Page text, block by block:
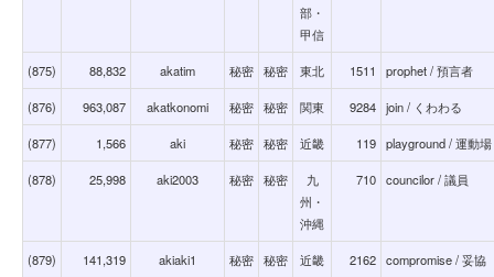
部・
甲信
(875) 88,832 akatim 秘密 秘密 東北 1511 prophet / 預言者
(876) 963,087 akatkonomi 秘密 秘密 関東 9284 join / くわわる
(877) 1,566 aki 秘密 秘密 近畿 119 playground / 運動場
(878) 25,998 aki2003 秘密 秘密
九
州・
沖縄
710 councilor / 議員
(879) 141,319 akiaki1 秘密 秘密 近畿 2162 compromise / 妥協